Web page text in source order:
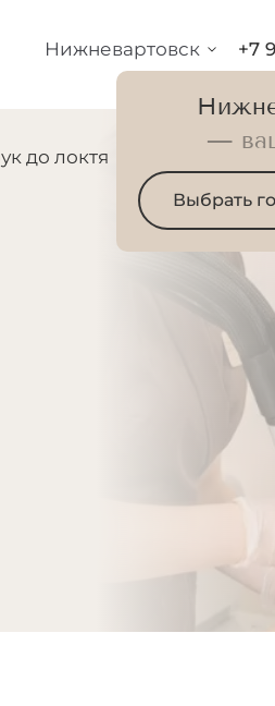
Нижневартовск
—
Выбрать
+7
до локтя